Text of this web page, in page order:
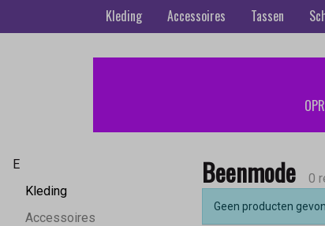
Kleding Accessoires Tassen
Beenmode
Keskusta
E
Kleding
Accessoires
Beenmode 0
Geen producten